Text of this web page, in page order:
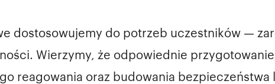
dostosowujemy do potrzeb uczestników —
Wierzymy, że odpowiednie
reagowania oraz budowania bezpieczeństwa